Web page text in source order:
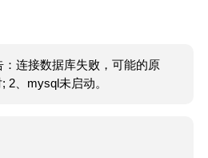
：连接数据库失败，可能的原
2、mysql未启动。